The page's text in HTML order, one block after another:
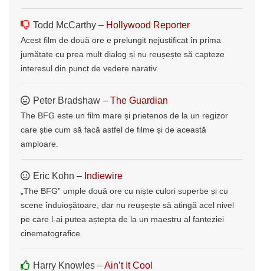
Todd McCarthy – Hollywood Reporter
Acest film de două ore e prelungit nejustificat în prima
jumătate cu prea mult dialog și nu reușește să capteze
interesul din punct de vedere narativ.
Peter Bradshaw – The Guardian
The BFG este un film mare și prietenos de la un regizor
care știe cum să facă astfel de filme și de această
amploare.
Eric Kohn – Indiewire
„The BFG” umple două ore cu niște culori superbe și cu
scene înduioșătoare, dar nu reușește să atingă acel nivel
pe care l-ai putea aștepta de la un maestru al fanteziei
cinematografice.
Harry Knowles –Ain’t It Cool